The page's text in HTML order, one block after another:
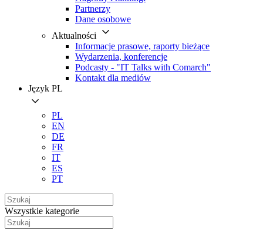
Partnerzy
Dane osobowe
Aktualności
Informacje prasowe, raporty bieżące
Wydarzenia, konferencje
Podcasty - "IT Talks with Comarch"
Kontakt dla mediów
Język PL
PL
EN
DE
FR
IT
ES
PT
Wszystkie kategorie